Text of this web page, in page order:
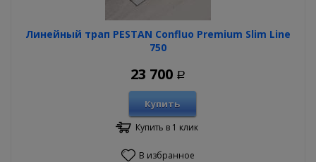
Линейный трап PESTAN Confluo Premium Slim Line
750
23 700 Р
Купить
Купить в 1 клик
В избранное